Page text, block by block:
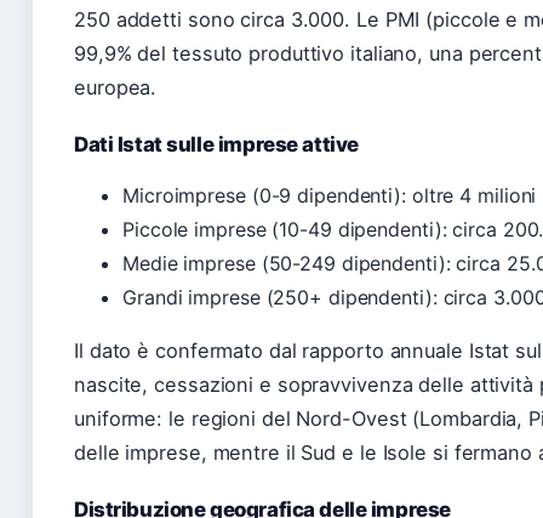
250 addetti sono circa 3.000. Le PMI (piccole e
99,9% del tessuto produttivo italiano, una
europea.
Dati Istat sulle imprese attive
Microimprese (0-9 dipendenti): oltre 4 milioni
Piccole imprese (10-49 dipendenti): circa
Medie imprese (50-249 dipendenti): circa
Grandi imprese (250+ dipendenti): circa
Il dato è confermato dal rapporto annuale Istat
nascite, cessazioni e sopravvivenza delle
uniforme: le regioni del Nord-Ovest (Lombardia,
delle imprese, mentre il Sud e le Isole si fermano
Distribuzione geografica delle imprese